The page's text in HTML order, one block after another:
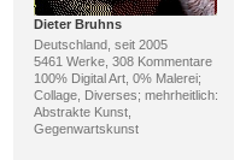
Dieter Bruhns
Deutschland, seit 2005
5461 Werke, 308 Kommentare
100% Digital Art, 0% Malerei;
Collage, Diverses; mehrheitlich:
Abstrakte Kunst,
Gegenwartskunst